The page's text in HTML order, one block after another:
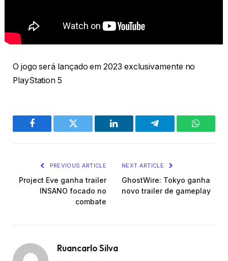
O jogo será lançado em 2023 exclusivamente no
PlayStation 5
Facebook Twitter LinkedIn Telegram
PREVIOUS ARTICLE
Project Eve ganha trailer
INSANO focado no
combate
NEXT ARTICLE
GhostWire: Tokyo ganha
novo trailer de gameplay
Ruancarlo Silva